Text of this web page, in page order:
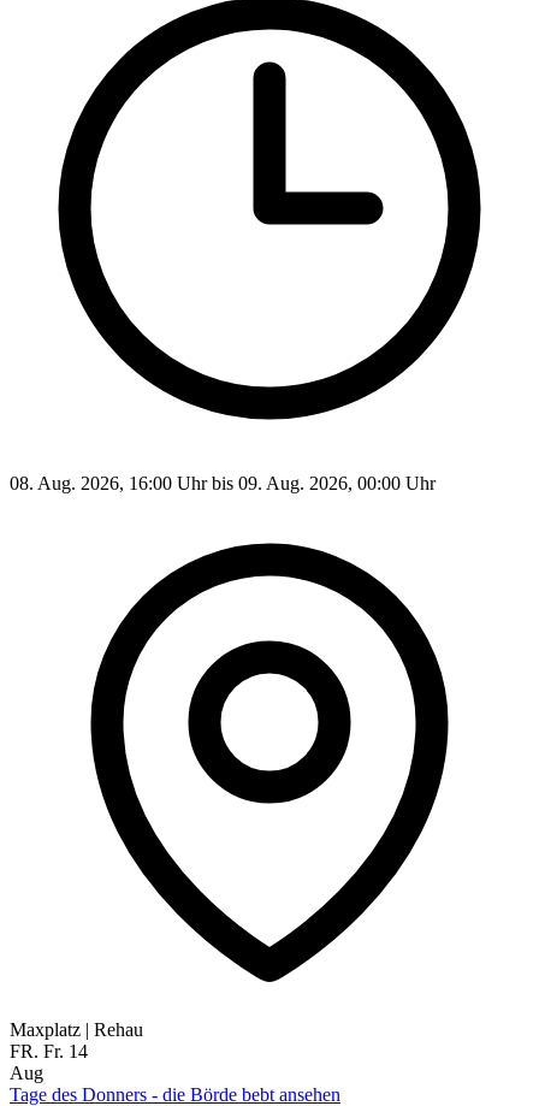
08. Aug. 2026, 16:00 Uhr bis 09. Aug. 2026, 00:00 Uhr
Maxplatz | Rehau
FR. Fr. 14
Aug
Tage des Donners - die Börde bebt ansehen